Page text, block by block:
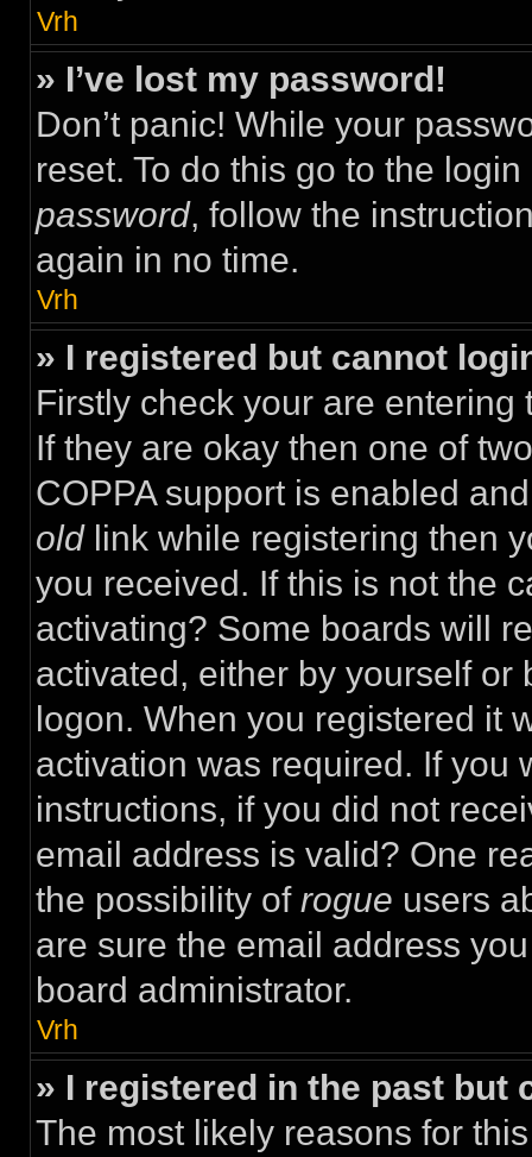
Vrh
» I’ve lost my password!
Don’t panic! While your
reset. To do this go to the
password, follow the
again in no time.
Vrh
» I registered but cannot
Firstly check your are
If they are okay then one of
COPPA support is enabled
oldlink while registering then
you received. If this is not the
activating? Some boards will
activated, either by yourself
logon. When you registered it
activation was required. If you
instructions, if you did not
email address is valid? One
the possibility of rogue users
are sure the email address
board administrator.
Vrh
» I registered in the past but
The most likely reasons for